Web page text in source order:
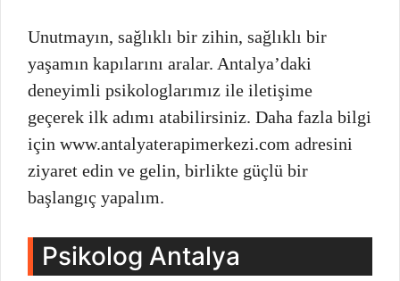
Unutmayın, sağlıklı bir zihin, sağlıklı bir
yaşamın kapılarını aralar. Antalya’daki
deneyimli psikologlarımız ile iletişime
geçerek ilk adımı atabilirsiniz. Daha fazla bilgi
için www.antalyaterapimerkezi.com adresini
ziyaret edin ve gelin, birlikte güçlü bir
başlangıç yapalım.
Psikolog Antalya